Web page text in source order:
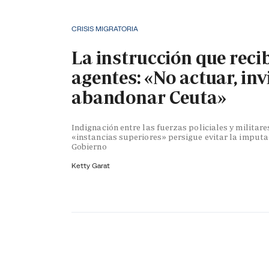
CRISIS MIGRATORIA
La instrucción que
agentes: «No actuar,
abandonar Ceuta»
Indignación entre las fuerzas policiales y
«instancias superiores» persigue evitar la
Gobierno
Ketty Garat